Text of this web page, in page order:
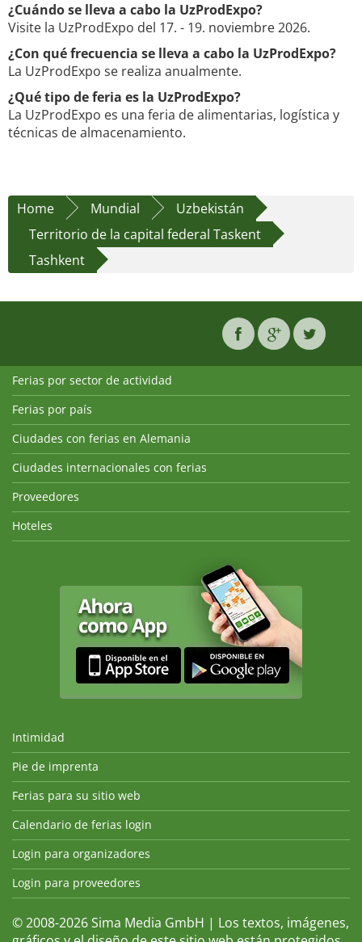
¿Cuándo se lleva a cabo la UzProdExpo?
Visite la UzProdExpo del 17. - 19. noviembre 2026.
¿Con qué frecuencia se lleva a cabo la UzProdExpo?
La UzProdExpo se realiza anualmente.
¿Qué tipo de feria es la UzProdExpo?
La UzProdExpo es una feria de alimentarias, logística y
técnicas de almacenamiento.
Home Mundial
Uzbekistán
Territorio de la capital federal Taskent
Tashkent
Ferias por sector de actividad
Ferias por país
Ciudades con ferias en Alemania
Ciudades internacionales con ferias
Proveedores
Hoteles
Intimidad
Pie de imprenta
Ferias para su sitio web
Calendario de ferias login
Login para organizadores
Login para proveedores
© 2008-2026 Sima Media GmbH | Los textos, imágenes,